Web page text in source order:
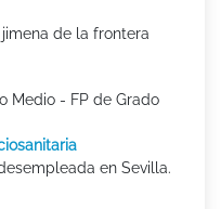
de la frontera
Medio - FP de Grado
en Sevilla.